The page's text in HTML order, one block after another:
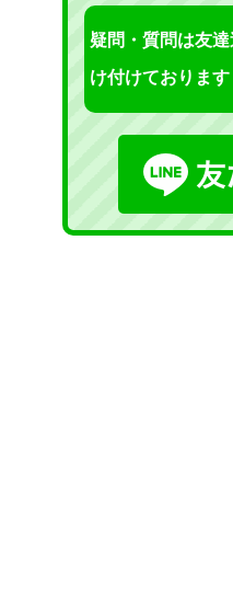
疑問・質問は友
け付けております